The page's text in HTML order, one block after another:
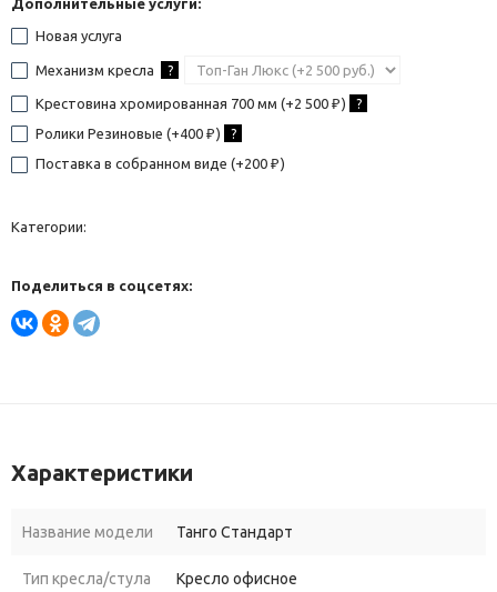
Дополнительные услуги:
Новая услуга
Механизм кресла ?
Крестовина хромированная 700 мм (+2 500 ₽ ) ?
Ролики Резиновые (+400 ₽ ) ?
Поставка в собранном виде (+200 ₽ )
Категории:
Поделиться в соцсетях:
Характеристики
Название модели Танго Стандарт
Тип кресла/стула Кресло офисное